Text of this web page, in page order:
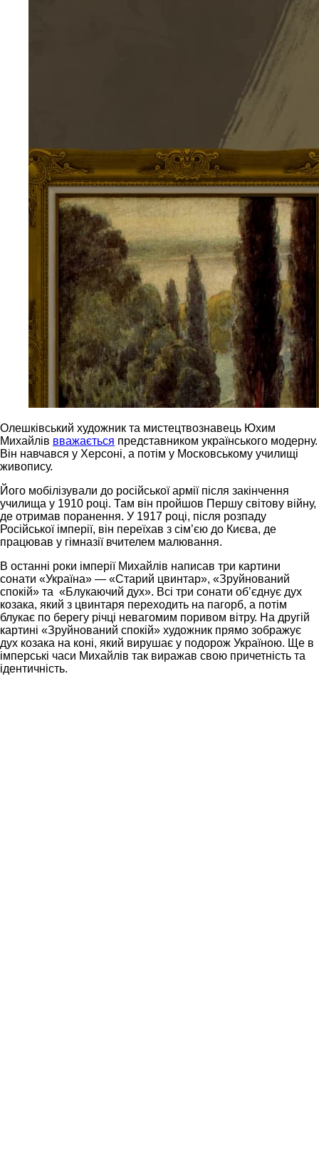
Олешківський художник та мистецтвознавець Юхим
Михайлів вважається представником українського модерну.
Він навчався у Херсоні, а потім у Московському училищі
живопису.
Його мобілізували до російської армії після закінчення
училища у 1910 році. Там він пройшов Першу світову війну,
де отримав поранення. У 1917 році, після розпаду
Російської імперії, він переїхав з сім’єю до Києва, де
працював у гімназії вчителем малювання.
В останні роки імперії Михайлів написав три картини
сонати «Україна» — «Старий цвинтар», «Зруйнований
спокій» та «Блукаючий дух». Всі три сонати об’єднує дух
козака, який з цвинтаря переходить на пагорб, а потім
блукає по берегу річці невагомим поривом вітру. На другій
картині «Зруйнований спокій» художник прямо зображує
дух козака на коні, який вирушає у подорож Україною. Ще в
імперські часи Михайлів так виражав свою причетність та
ідентичність.